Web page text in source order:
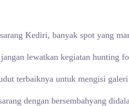
Kediri, banyak spot yang
lewatkan kegiatan hunting
terbaiknya untuk mengisi galeri
dengan bersembahyang